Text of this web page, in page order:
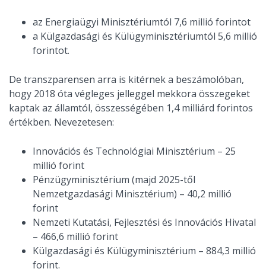
az Energiaügyi Minisztériumtól 7,6 millió forintot
a Külgazdasági és Külügyminisztériumtól 5,6 millió
forintot.
De transzparensen arra is kitérnek a beszámolóban,
hogy 2018 óta végleges jelleggel mekkora összegeket
kaptak az államtól, összességében 1,4 milliárd forintos
értékben. Nevezetesen:
Innovációs és Technológiai Minisztérium – 25
millió forint
Pénzügyminisztérium (majd 2025-től
Nemzetgazdasági Minisztérium) – 40,2 millió
forint
Nemzeti Kutatási, Fejlesztési és Innovációs Hivatal
– 466,6 millió forint
Külgazdasági és Külügyminisztérium – 884,3 millió
forint.